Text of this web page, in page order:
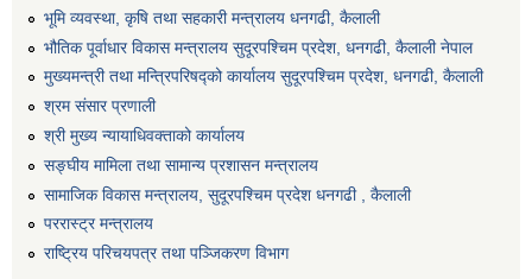
भूमि व्यवस्था, कृषि तथा सहकारी मन्त्रालय धनगढी, कैलाली
भौतिक पूर्वाधार विकास मन्त्रालय सुदूरपश्चिम प्रदेश, धनगढी, कैलाली नेपाल
मुख्यमन्त्री तथा मन्त्रिपरिषद्को कार्यालय सुदूरपश्चिम प्रदेश, धनगढी, कैलाली
श्रम संसार प्रणाली
श्री मुख्य न्यायाधिवक्ताको कार्यालय
सङ्‍घीय मामिला तथा सामान्य प्रशासन मन्त्रालय
सामाजिक विकास मन्त्रालय, सुदूरपश्चिम प्रदेश धनगढी , कैलाली
पररास्ट्र मन्त्रालय
राष्ट्रिय परिचयपत्र तथा पञ्जिकरण विभाग